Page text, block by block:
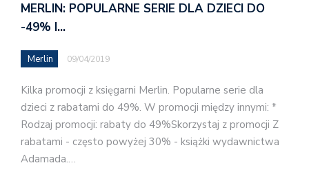
MERLIN: POPULARNE SERIE DLA DZIECI DO
-49% I…
Merlin 09/04/2019
Kilka promocji z księgarni Merlin. Popularne serie dla
dzieci z rabatami do 49%. W promocji między innymi: *
Rodzaj promocji: rabaty do 49%Skorzystaj z promocji Z
rabatami - często powyżej 30% - książki wydawnictwa
Adamada.…